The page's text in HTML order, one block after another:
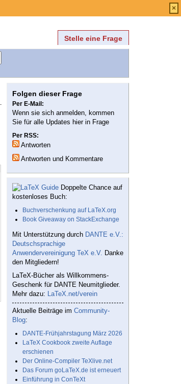
Stelle eine Frage
Folgen dieser Frage
Per E-Mail:
Wenn sie sich anmelden, kommen
Sie für alle Updates hier in Frage
Per RSS:
Antworten
Antworten und Kommentare
Doppelte Chance auf
kostenloses Buch:
Buchverschenkung auf LaTeX.org
Book Giveaway on StackExchange
Mit Unterstützung durch DANTE e.V.:
Deutschsprachige
Anwendervereinigung TeX e.V. Danke
den Mitgliedern!
LaTeX-Bücher als Willkommens-
Geschenk für DANTE Neumitglieder.
Mehr dazu: LaTeX.net/verein
Aktuelle Beiträge im Community-
Blog:
DANTE-Frühjahrstagung März 2026
LaTeX Cookbook zweite Auflage
erschienen
Der Online-Compiler TeXlive.net
Das Forum goLaTeX.de ist erneuert
Einführung in ConTeXt
×